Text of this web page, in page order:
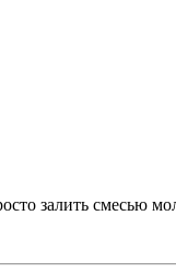
залить смесью